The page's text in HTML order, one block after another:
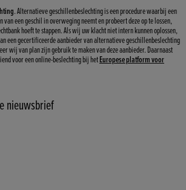
. Alternatieve geschillenbeslechting is een procedure waarbij een
een geschil in overweging neemt en probeert deze op te lossen,
hoeft te stappen. Als wij uw klacht niet intern kunnen oplossen,
een gecertificeerde aanbieder van alternatieve geschillenbeslechting
wij van plan zijn gebruik te maken van deze aanbieder. Daarnaast
voor een online-beslechting bij hetEuropese platform voor
nieuwsbrief